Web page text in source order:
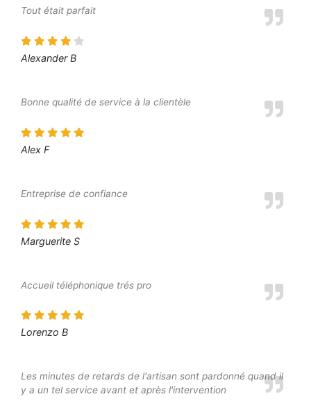
Tout était parfait
Alexander B
Bonne qualité de service à la clientèle
Alex F
Entreprise de confiance
Marguerite S
Accueil téléphonique trés pro
Lorenzo B
Les minutes de retards de l'artisan sont pardonné quand il
y a un tel service avant et après l'intervention